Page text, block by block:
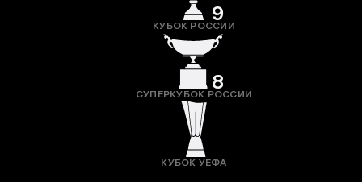
9
КУБОК РОССИИ
8
СУПЕРКУБОК РОССИИ
КУБОК УЕФА